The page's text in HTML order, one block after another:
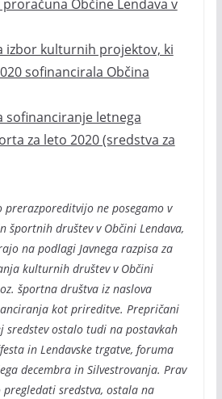
Občine Lendava v
izbor kulturnih projektov, ki
sofinancirala Občina
sofinanciranje letnega
za leto 2020 (sredstva za
prerazporeditvijo ne posegamo v
športnih društev v Občini Lendava,
na podlagi Javnega razpisa za
kulturnih društev v Občini
športna društva iz naslova
kot prireditve. Prepričani
sredstev ostalo tudi na postavkah
in Lendavske trgatve, foruma
decembra in Silvestrovanja. Prav
sredstva, ostala na